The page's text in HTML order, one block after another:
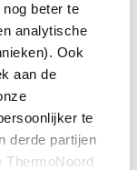
beter te
analytische
Ook
aan de
te
derde partijen
ThermoNoord